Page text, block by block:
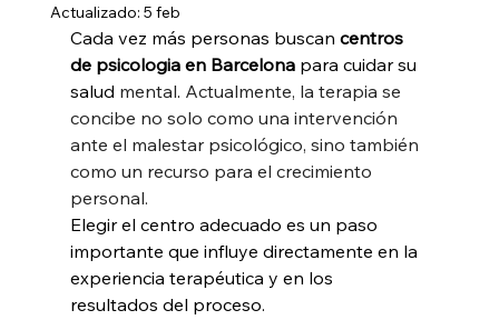
Actualizado: 5 feb
Cada vez más personas buscan centros
de psicologia en Barcelona para cuidar su
salud mental. Actualmente, la terapia se
concibe no solo como una intervención
ante el malestar psicológico, sino también
como un recurso para el crecimiento
personal.
Elegir el centro adecuado es un paso
importante que influye directamente en la
experiencia terapéutica y en los
resultados del proceso.